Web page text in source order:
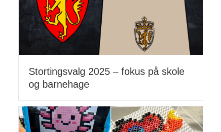
Stortingsvalg 2025 – fokus på skole
og barnehage